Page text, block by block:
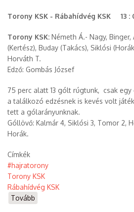
Torony KSK - Rábahídvég KSK 13
Torony KSK: Németh Á.- Nagy, Binger,
(Kertész), Buday (Takács), Siklósi
Horváth T.
Edző: Gombás József
75 perc alatt 13 gólt rúgtunk, csak egy
a találkozó edzésnek is kevés volt
tett a gólarányunknak.
Góllövő: Kalmár 4, Siklósi 3, Tomor 2,
Horák.
Címkék
#hajratorony
Torony KSK
Rábahídvég KSK
Tovább